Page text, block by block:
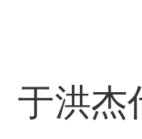
于洪杰